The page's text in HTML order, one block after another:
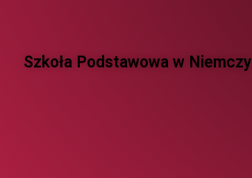
Szkoła Podstawowa w Niemczy ​